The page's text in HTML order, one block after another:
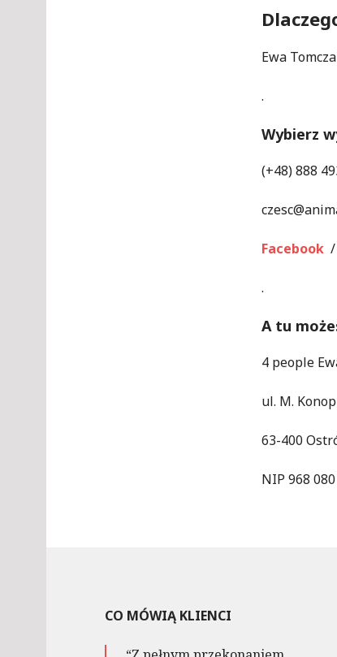
Ewa
.
Wybierz
(+48) 888
Facebook /
.
A tu
4 people
ul. M.
63-400
NIP 968
CO MÓWIĄ KLIENCI